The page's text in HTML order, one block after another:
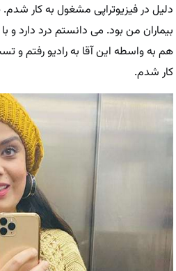
دلیل در فیزیوتراپی مشغول به کار شدم.
بیماران من بود. می دانستم درد دارد
هم به واسطه این آقا به رادیو رفتم و
کار شدم.